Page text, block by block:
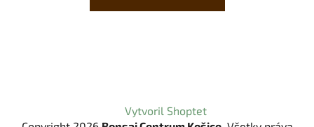
Vytvoril Shoptet